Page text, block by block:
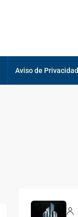
Aviso de Privacidad